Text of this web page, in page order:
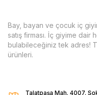
Bay, bayan ve çocuk iç
satış firması. İç giyime dair
bulabileceğiniz tek adres!
ürünleri.
Talatpaşa Mah. 4007.